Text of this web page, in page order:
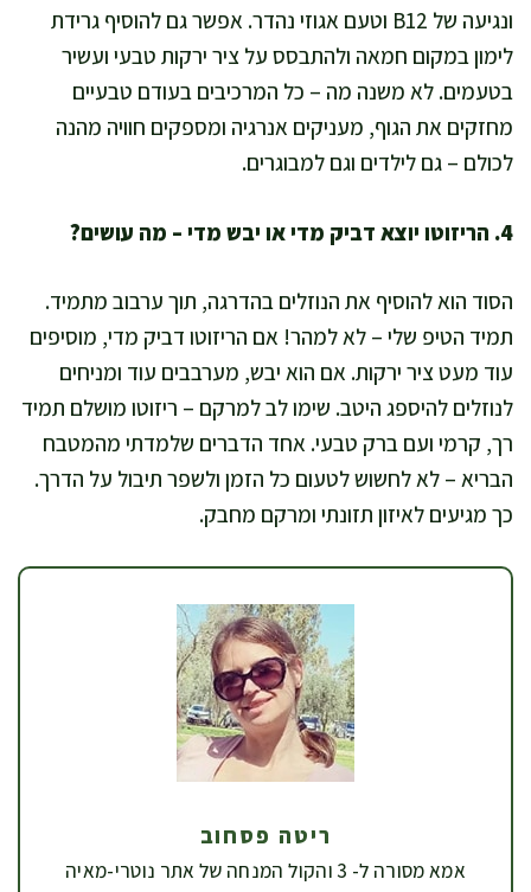
ונגיעה של B12 וטעם אגוזי נהדר. אפשר גם להוסיף גרידת
לימון במקום חמאה ולהתבסס על ציר ירקות טבעי ועשיר
בטעמים. לא משנה מה – כל המרכיבים בעודם טבעיים
מחזקים את הגוף, מעניקים אנרגיה ומספקים חוויה מהנה
לכולם – גם לילדים וגם למבוגרים.
4. הריזוטו יוצא דביק מדי או יבש מדי – מה עושים?
הסוד הוא להוסיף את הנוזלים בהדרגה, תוך ערבוב מתמיד.
תמיד הטיפ שלי – לא למהר! אם הריזוטו דביק מדי, מוסיפים
עוד מעט ציר ירקות. אם הוא יבש, מערבבים עוד ומניחים
לנוזלים להיספג היטב. שימו לב למרקם – ריזוטו מושלם תמיד
רך, קרמי ועם ברק טבעי. אחד הדברים שלמדתי מהמטבח
הבריא – לא לחשוש לטעום כל הזמן ולשפר תיבול על הדרך.
כך מגיעים לאיזון תזונתי ומרקם מחבק.
ריטה פסחוב
אמא מסורה ל- 3 והקול המנחה של אתר נוטרי-מאיה